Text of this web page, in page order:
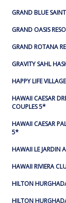
GRAND BLUE
GRAND OASIS
GRAND ROTANA
GRAVITY SAHL
HAPPY LIFE
HAWAII CAESAR
COUPLES 5*
HAWAII CAESAR
5*
HAWAII LE JARDIN
HAWAII RIVIERA
HILTON
HILTON